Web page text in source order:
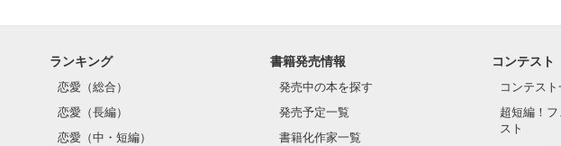
ありがとうございます❀
※こちらの作品は、以前出していたしたものの長編バージョンになります。
2024.4.9
ランキング
恋愛（総合）
恋愛（長編）
恋愛（中・短編）
書籍発売情報
発売中の本を探す
発売予定一覧
書籍化作家一覧
コンテスト
コンテス
超短編！
スト